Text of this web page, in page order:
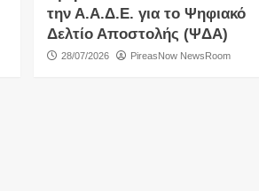
την Α.Α.Δ.Ε. για το Ψηφιακό
Δελτίο Αποστολής (ΨΔΑ)
28/07/2026 PireasNow NewsRoom